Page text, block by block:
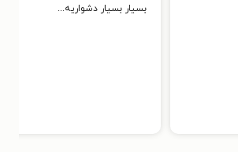
بسیار بسیار دشواریه...